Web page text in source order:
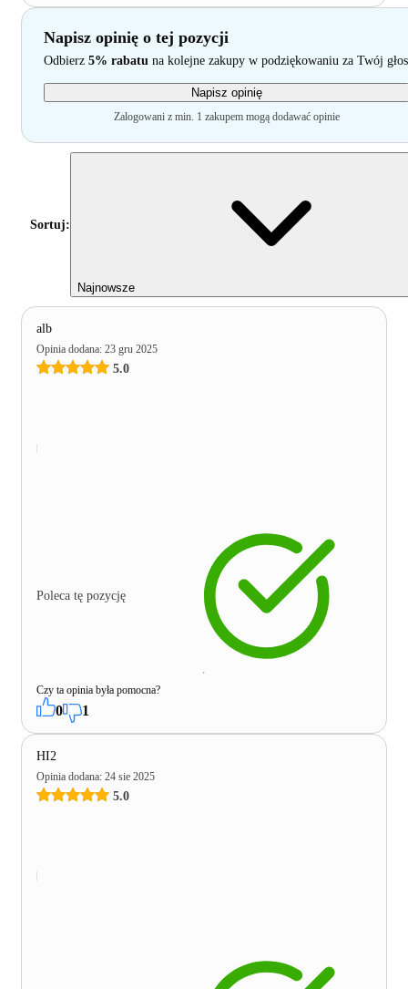
Napisz opinię o tej pozycji
Odbierz 5% rabatu na kolejne zakupy w podziękowaniu za Twój głos
Napisz opinię
Zalogowani z min. 1 zakupem mogą dodawać opinie
Sortuj:
Najnowsze
alb
Opinia dodana: 23 gru 2025
5.0
Poleca tę pozycję
Czy ta opinia była pomocna?
0 1
HI2
Opinia dodana: 24 sie 2025
5.0